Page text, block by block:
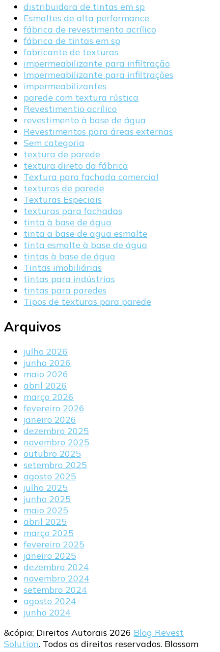
distribuidora de tintas em sp
Esmaltes de alta performance
fábrica de revestimento acrílico
fábrica de tintas em sp
fabricante de texturas
impermeabilizante para infiltração
Impermeabilizante para infiltrações
impermeabilizantes
parede com textura rústica
Revestimentio acrílico
revestimento à base de água
Revestimentos para áreas externas
Sem categoria
textura de parede
textura direto da fábrica
Textura para fachada comercial
texturas de parede
Texturas Especiais
texturas para fachadas
tinta à base de água
tinta a base de agua esmalte
tinta esmalte à base de água
tintas à base de água
Tintas imobiliárias
tintas para indústrias
tintas para paredes
Tipos de texturas para parede
Arquivos
julho 2026
junho 2026
maio 2026
abril 2026
março 2026
fevereiro 2026
janeiro 2026
dezembro 2025
novembro 2025
outubro 2025
setembro 2025
agosto 2025
julho 2025
junho 2025
maio 2025
abril 2025
março 2025
fevereiro 2025
janeiro 2025
dezembro 2024
novembro 2024
setembro 2024
agosto 2024
junho 2024
&cópia; Direitos Autorais 2026 Blog Revest
Solution. Todos os direitos reservados. Blossom